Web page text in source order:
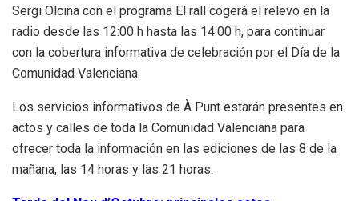
Sergi Olcina con el programa El rall cogerá el relevo en la
radio desde las 12:00 h hasta las 14:00 h, para continuar
con la cobertura informativa de celebración por el Día de la
Comunidad Valenciana.
Los servicios informativos de À Punt estarán presentes en
actos y calles de toda la Comunidad Valenciana para
ofrecer toda la información en las ediciones de las 8 de la
mañana, las 14 horas y las 21 horas.